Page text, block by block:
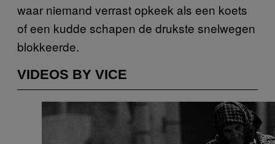
waar niemand verrast opkeek als een koets
of een kudde schapen de drukste snelwegen
blokkeerde.
VIDEOS BY VICE